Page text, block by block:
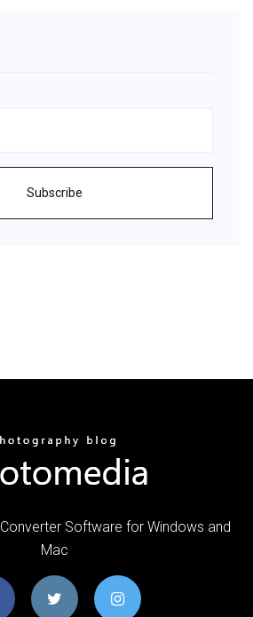
Subscribe
Converter Software for Windows and
Mac